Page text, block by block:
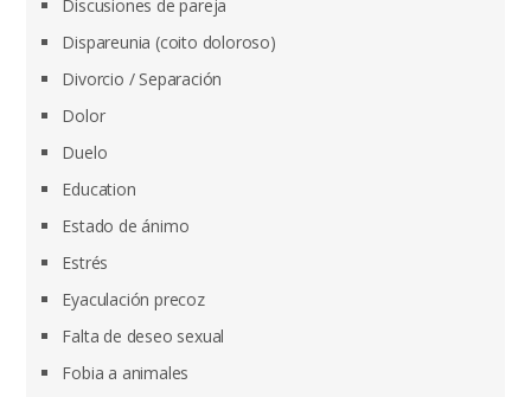
Discusiones de pareja
Dispareunia (coito doloroso)
Divorcio / Separación
Dolor
Duelo
Education
Estado de ánimo
Estrés
Eyaculación precoz
Falta de deseo sexual
Fobia a animales